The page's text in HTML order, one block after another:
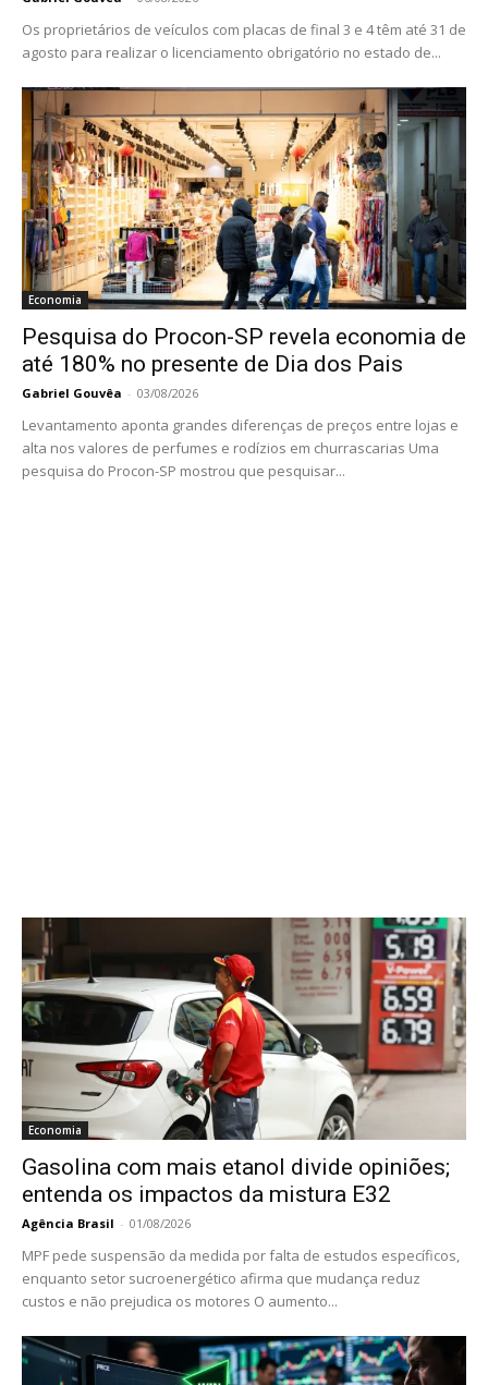
Os proprietários de veículos com placas de final 3 e 4 têm até 31 de
agosto para realizar o licenciamento obrigatório no estado de...
Economia
Pesquisa do Procon-SP revela economia de
até 180% no presente de Dia dos Pais
Gabriel Gouvêa - 03/08/2026
Levantamento aponta grandes diferenças de preços entre lojas e
alta nos valores de perfumes e rodízios em churrascarias Uma
pesquisa do Procon-SP mostrou que pesquisar...
Economia
Gasolina com mais etanol divide opiniões;
entenda os impactos da mistura E32
Agência Brasil - 01/08/2026
MPF pede suspensão da medida por falta de estudos específicos,
enquanto setor sucroenergético afirma que mudança reduz
custos e não prejudica os motores O aumento...